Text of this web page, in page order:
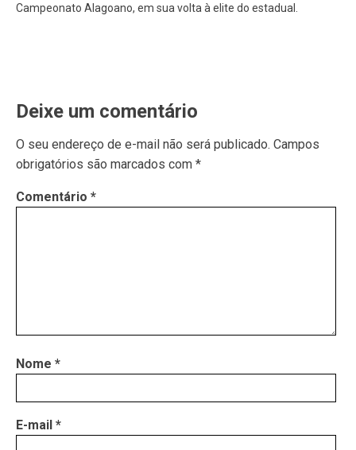
Campeonato Alagoano, em sua volta à elite do estadual.
Deixe um comentário
O seu endereço de e-mail não será publicado. Campos
obrigatórios são marcados com *
Comentário *
Nome *
E-mail *